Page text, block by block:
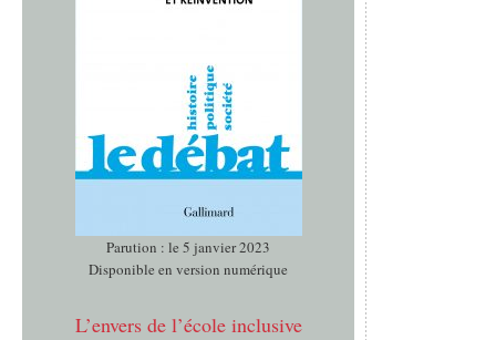
Parution : le 5 janvier 2023
Disponible en version numérique
L’envers de l’école inclusive